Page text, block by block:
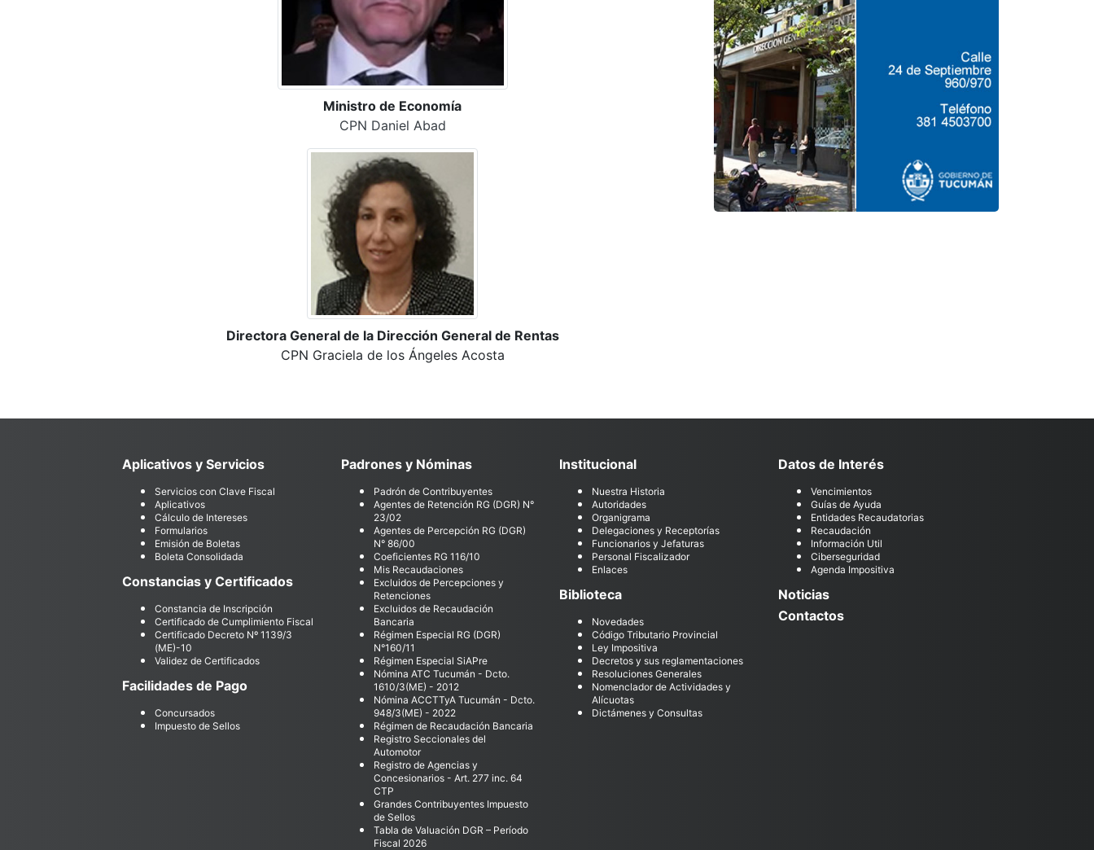
Ministro de Economía
CPN Daniel Abad
Directora General de la Dirección General de Rentas
CPN Graciela de los Ángeles Acosta
Aplicativos y Servicios
Servicios con Clave Fiscal
Aplicativos
Cálculo de Intereses
Formularios
Emisión de Boletas
Boleta Consolidada
Constancias y Certificados
Constancia de Inscripción
Certificado de Cumplimiento Fiscal
Certificado Decreto Nº 1139/3
(ME)-10
Validez de Certificados
Facilidades de Pago
Concursados
Impuesto de Sellos
Padrones y Nóminas
Padrón de Contribuyentes
Agentes de Retención RG (DGR) N°
23/02
Agentes de Percepción RG (DGR)
N° 86/00
Coeficientes RG 116/10
Mis Recaudaciones
Excluidos de Percepciones y
Retenciones
Excluidos de Recaudación
Bancaria
Régimen Especial RG (DGR)
N°160/11
Régimen Especial SiAPre
Nómina ATC Tucumán - Dcto.
1610/3(ME) - 2012
Nómina ACCTTyA Tucumán - Dcto.
948/3(ME) - 2022
Régimen de Recaudación Bancaria
Registro Seccionales del
Automotor
Registro de Agencias y
Concesionarios - Art. 277 inc. 64
CTP
Grandes Contribuyentes Impuesto
de Sellos
Tabla de Valuación DGR – Período
Fiscal 2026
Institucional
Nuestra Historia
Autoridades
Organigrama
Delegaciones y Receptorías
Funcionarios y Jefaturas
Personal Fiscalizador
Enlaces
Biblioteca
Novedades
Código Tributario Provincial
Ley Impositiva
Decretos y sus reglamentaciones
Resoluciones Generales
Nomenclador de Actividades y
Alícuotas
Dictámenes y Consultas
Datos de Interés
Vencimientos
Guías de Ayuda
Entidades Recaudatorias
Recaudación
Información Util
Ciberseguridad
Agenda Impositiva
Noticias
Contactos